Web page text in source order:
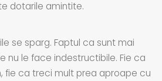
dotarile amintite.
se sparg. Faptul ca sunt mai
nu le face indestructibile. Fie ca
fie ca treci mult prea aproape cu